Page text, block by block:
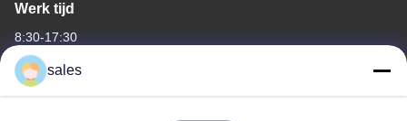
Werk tijd
8:30-17:30
Ons adres
sales